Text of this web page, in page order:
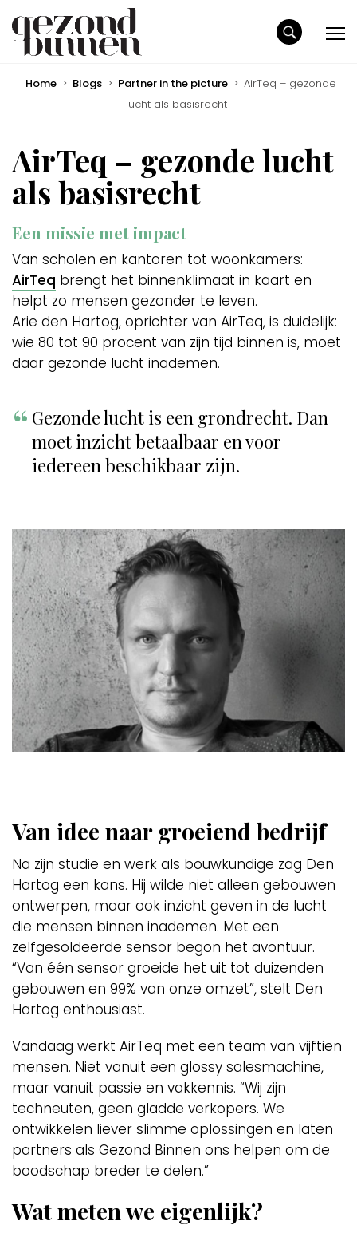
Home > Blogs > Partner in the picture > AirTeq – gezonde
lucht als basisrecht
AirTeq – gezonde lucht
als basisrecht
Een missie met impact
Van scholen en kantoren tot woonkamers:
AirTeq brengt het binnenklimaat in kaart en
helpt zo mensen gezonder te leven.
Arie den Hartog, oprichter van AirTeq, is duidelijk:
wie 80 tot 90 procent van zijn tijd binnen is, moet
daar gezonde lucht inademen.
Gezonde lucht is een grondrecht. Dan
moet inzicht betaalbaar en voor
iedereen beschikbaar zijn.
Van idee naar groeiend bedrijf
Na zijn studie en werk als bouwkundige zag Den
Hartog een kans. Hij wilde niet alleen gebouwen
ontwerpen, maar ook inzicht geven in de lucht
die mensen binnen inademen. Met een
zelfgesoldeerde sensor begon het avontuur.
“Van één sensor groeide het uit tot duizenden
gebouwen en 99% van onze omzet”, stelt Den
Hartog enthousiast.
Vandaag werkt AirTeq met een team van vijftien
mensen. Niet vanuit een glossy salesmachine,
maar vanuit passie en vakkennis. “Wij zijn
techneuten, geen gladde verkopers. We
ontwikkelen liever slimme oplossingen en laten
partners als Gezond Binnen ons helpen om de
boodschap breder te delen.”
Wat meten we eigenlijk?